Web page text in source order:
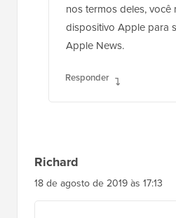
nos termos deles, você
dispositivo Apple para
Apple News.
Responder
Richard
18 de agosto de 2019 às 17:13